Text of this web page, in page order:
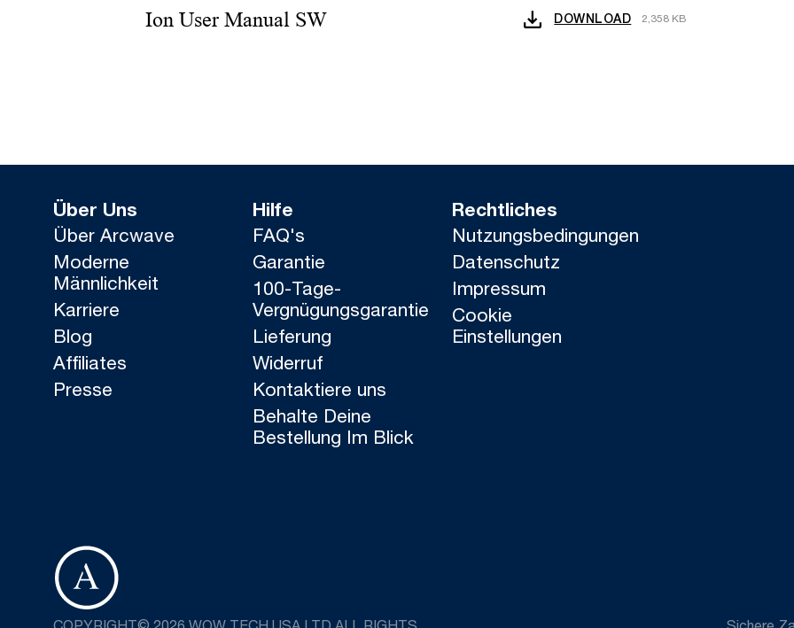
Ion User Manual SW DOWNLOAD 2,358 KB
Über Uns
Über Arcwave
Moderne
Männlichkeit
Karriere
Blog
Affiliates
Presse
Hilfe
FAQ's
Garantie
100-Tage-
Vergnügungsgarantie
Lieferung
Widerruf
Kontaktiere uns
Behalte Deine
Bestellung Im Blick
Rechtliches
Nutzungsbedingungen
Datenschutz
Impressum
Cookie
Einstellungen